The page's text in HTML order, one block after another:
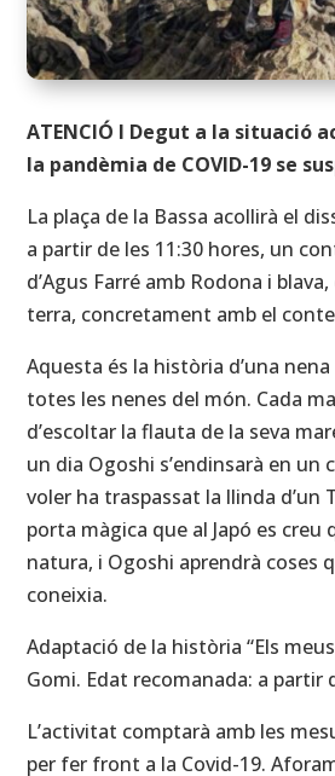
ATENCIÓ l Degut a la situació
la pandèmia de COVID-19 se
La plaça de la Bassa acollirà el
a partir de les 11:30 hores, un
d’Agus Farré amb Rodona i
terra, concretament amb el
Aquesta és la història d’una
totes les nenes del món. Cada
d’escoltar la flauta de la seva
un dia Ogoshi s’endinsarà en un
voler ha traspassat la llinda d’un
porta màgica que al Japó es creu
natura, i Ogoshi aprendrà coses
coneixia.
Adaptació de la història “Els
Gomi. Edat recomanada: a partir
L’activitat comptarà amb les
per fer front a la Covid-19.